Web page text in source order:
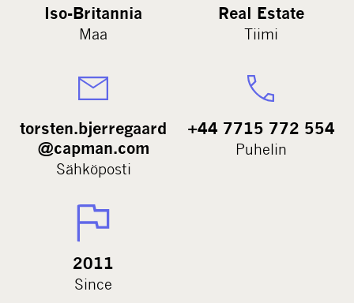
Iso-Britannia
Maa
Real Estate
Tiimi
torsten.bjerregaard
@capman.com
Sähköposti
+44 7715 772 554
Puhelin
2011
Since